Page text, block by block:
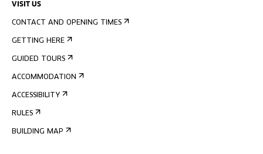
VISIT US
CONTACT AND OPENING TIMES
GETTING HERE
GUIDED TOURS
ACCOMMODATION
ACCESSIBILITY
RULES
BUILDING MAP